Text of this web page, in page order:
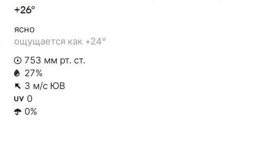
+26°
ясно
ощущается как +24°
753 мм рт. ст.
27%
3 м/с ЮВ
0
0%